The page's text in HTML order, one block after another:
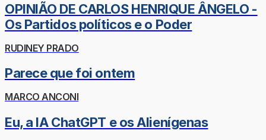
OPINIÃO DE CARLOS HENRIQUE ÂNGELO -
Os Partidos políticos e o Poder
RUDINEY PRADO
Parece que foi ontem
MARCO ANCONI
Eu, a IA ChatGPT e os Alienígenas